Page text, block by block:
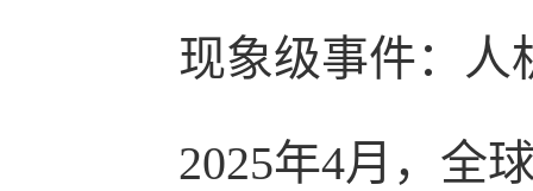
现象级事件：人
2025年4月，全